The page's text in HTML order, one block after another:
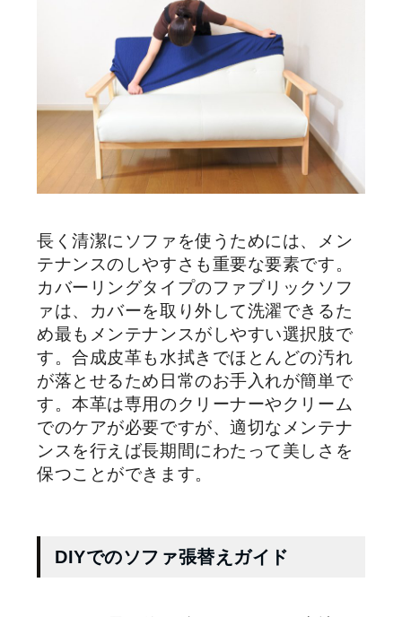
長く清潔にソファを使うためには、メン
テナンスのしやすさも重要な要素です。
カバーリングタイプのファブリックソフ
ァは、カバーを取り外して洗濯できるた
め最もメンテナンスがしやすい選択肢で
す。合成皮革も水拭きでほとんどの汚れ
が落とせるため日常のお手入れが簡単で
す。本革は専用のクリーナーやクリーム
でのケアが必要ですが、適切なメンテナ
ンスを行えば長期間にわたって美しさを
保つことができます。
DIYでのソファ張替えガイド